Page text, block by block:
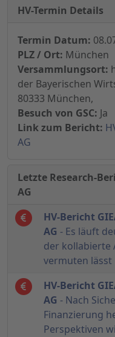
HV-Termin Details
Termin Datum:
PLZ / Ort: München
Versammlungsort:
der Bayerischen
80333 München,
Besuch von GSC: Ja
Link zum Bericht:
AG
Letzte Research-
AG
HV-Bericht
AG - Es läuft
der kollabierte
vermuten lässt
HV-Bericht
AG - Nach
Finanzierung
Perspektiven